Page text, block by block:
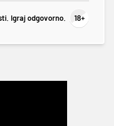
Igraj odgovorno.